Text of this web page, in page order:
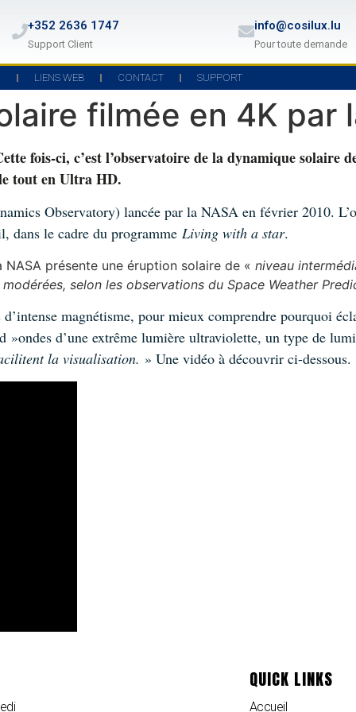
+352 2636 1747
Support Client
info@cosilux.lu
Pour toute demande
LIENS WEB CONTACT SUPPORT
filmée en 4K par
fois-ci, c’est l’observatoire de la dynamique solaire
tout en Ultra HD.
Observatory) lancée par la NASA en février 2010.
dans le cadre du programme Living with a star.
présente une éruption solaire de « niveau
selon les observations du Space Weather
magnétisme, pour mieux comprendre pourquoi
»ondes d’une extrême lumière ultraviolette, un type de
la visualisation. » Une vidéo à découvrir ci-dessous.
QUICK LINKS
Accueil